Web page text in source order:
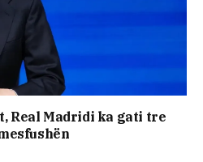
Real Madridi ka gati tre